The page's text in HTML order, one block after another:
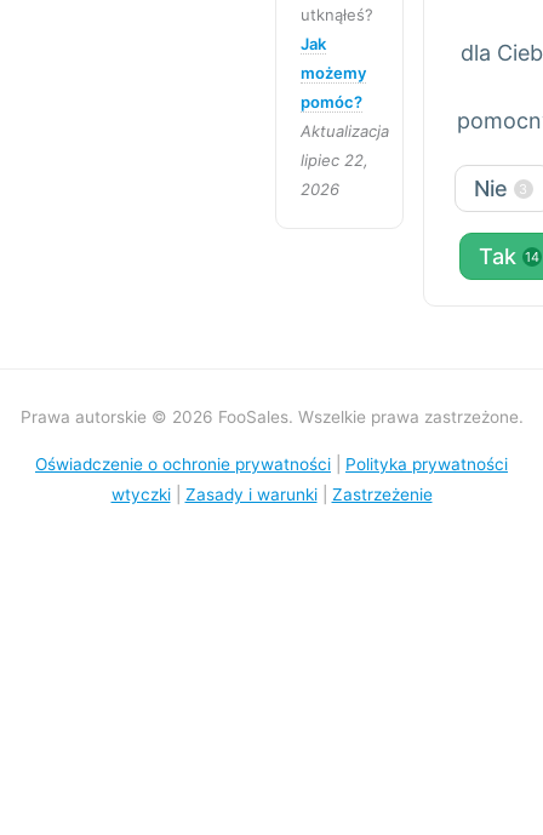
utknąłeś?
Jak
możemy
pomóc?
Aktualizacja
lipiec 22,
2026
dla
Nie 3
Tak 14
Prawa autorskie © 2026 FooSales. Wszelkie prawa zastrzeżone.
Oświadczenie o ochronie prywatności
Polityka prywatności
wtyczki| Zasady i warunki| Zastrzeżenie